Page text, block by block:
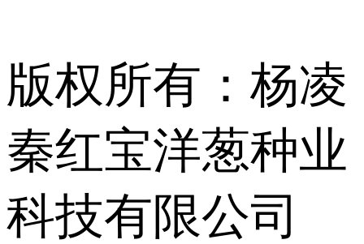
版权所有：杨凌
秦红宝洋葱种业
科技有限公司